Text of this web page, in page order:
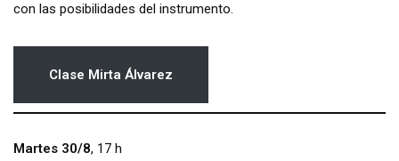
con las posibilidades del instrumento.
Clase Mirta Álvarez
Martes 30/8, 17 h